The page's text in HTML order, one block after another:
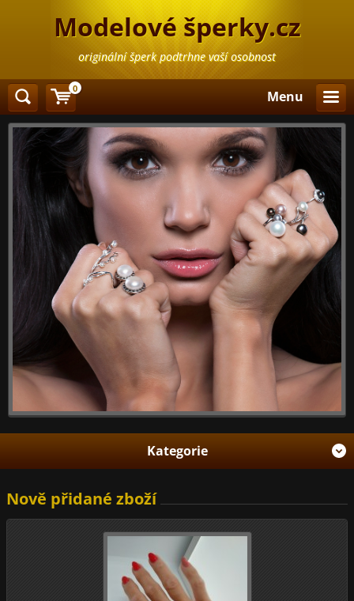
Modelové šperky.cz
originální šperk podtrhne vaší osobnost
Menu
Kategorie
Nově přidané zboží
0